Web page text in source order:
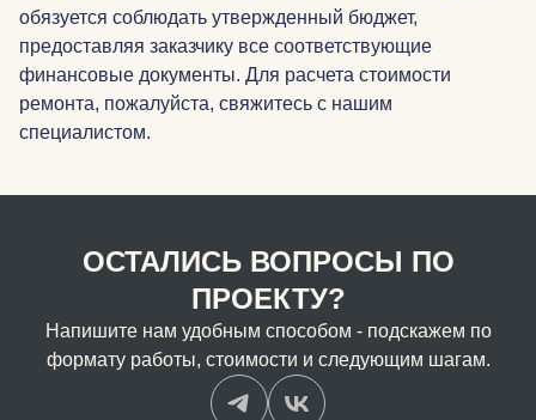
обязуется соблюдать утвержденный бюджет,
предоставляя заказчику все соответствующие
финансовые документы. Для расчета стоимости
ремонта, пожалуйста, свяжитесь с нашим
специалистом.
ОСТАЛИСЬ ВОПРОСЫ ПО
ПРОЕКТУ?
Напишите нам удобным способом - подскажем по
формату работы, стоимости и следующим шагам.